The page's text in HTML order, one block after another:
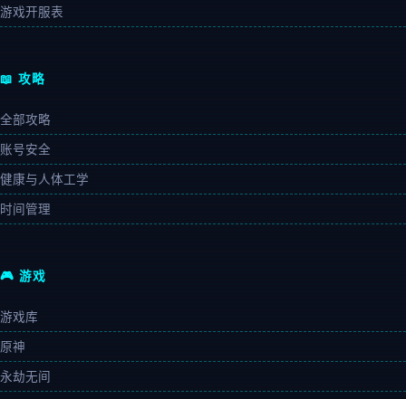
游戏开服表
📖 攻略
全部攻略
账号安全
健康与人体工学
时间管理
🎮 游戏
游戏库
原神
永劫无间